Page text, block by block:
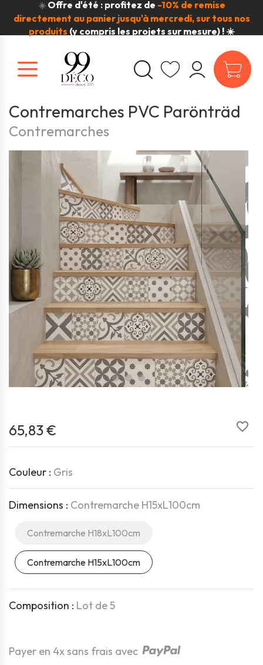
☀️ Offre d'été : profitez de -10% de remise
directement au panier jusqu'à mercredi, sur tous nos
produits (y compris les projets sur mesure) ! ☀️
Contremarches PVC Parönträd
Contremarches
favorite_border
65,83 €
Couleur : Gris
Dimensions : Contremarche H15xL100cm
Contremarche H18xL100cm
Contremarche H15xL100cm
Composition : Lot de 5
Payer en 4x sans frais avec